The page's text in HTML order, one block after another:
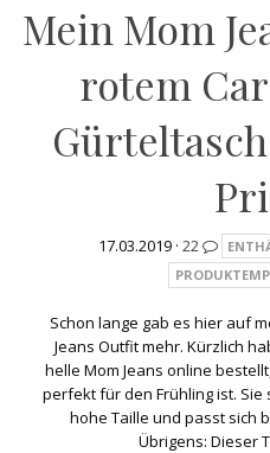
Mein Mom
rotem
17.03.2019 · 22
Schon lange gab es hier auf
Jeans Outfit mehr. Kürzlich
helle Mom Jeans online
perfekt für den Frühling ist. Sie
hohe Taille und passt sich
Übrigens: Dieser